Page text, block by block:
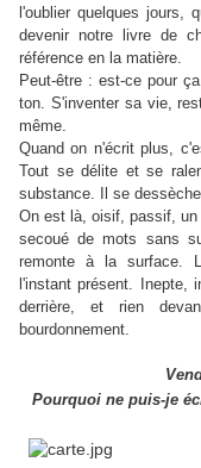
l'oublier quelques jours,
devenir notre livre de
référence en la matière.
Peut-être : est-ce pour
ton. S'inventer sa vie,
même.
Quand on n'écrit plus,
Tout se délite et se
substance. Il se
On est là, oisif, passif,
secoué de mots sans
remonte à la surface.
l'instant présent. Inepte,
derrière, et rien
bourdonnement.
Pourquoi ne puis-je